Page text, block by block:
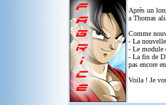
Après un
a Thomas
Comme
- La
- Le module
- La fin de
pas encore
Voila ! Je